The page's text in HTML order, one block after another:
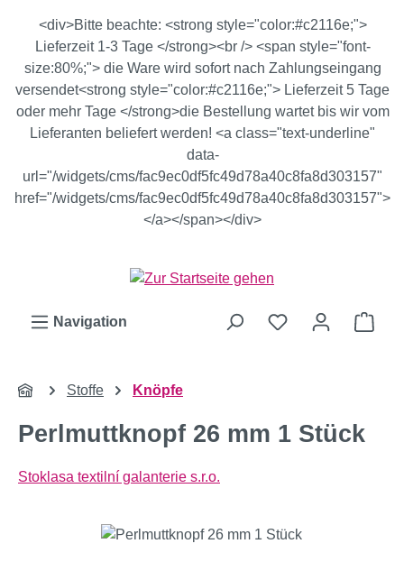
Zum Hauptinhalt springen
<div>Bitte beachte: <strong style="color:#c2116e;">
Lieferzeit 1-3 Tage </strong><br /> <span style="font-
size:80%;"> die Ware wird sofort nach Zahlungseingang
versendet<strong style="color:#c2116e;"> Lieferzeit 5 Tage
oder mehr Tage </strong>die Bestellung wartet bis wir vom
Lieferanten beliefert werden! <a class="text-underline"
data-
url="/widgets/cms/fac9ec0df5fc49d78a40c8fa8d303157"
href="/widgets/cms/fac9ec0df5fc49d78a40c8fa8d303157">
</a></span></div>
Navigation
Stoffe Knöpfe
Perlmuttknopf 26 mm 1 Stück
Stoklasa textilní galanterie s.r.o.
Bildergalerie überspringen